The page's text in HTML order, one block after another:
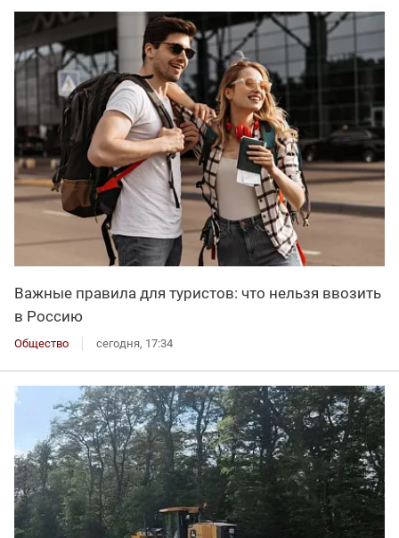
Важные правила для туристов: что нельзя ввозить
в Россию
Общество сегодня, 17:34